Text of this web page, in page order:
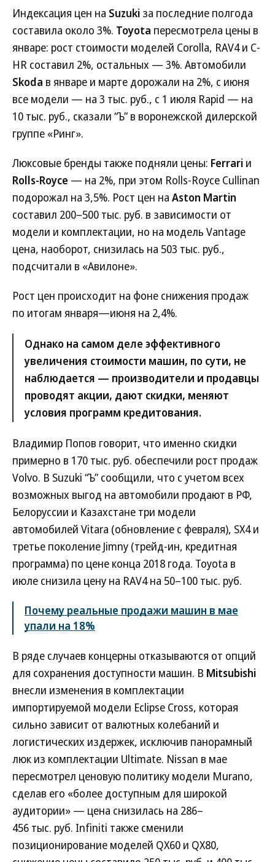
Индексация цен на Suzuki за последние полгода
составила около 3%. Toyota пересмотрела цены в
январе: рост стоимости моделей Corolla, RAV4 и C-
HR составил 2%, остальных — 3%. Автомобили
Skoda в январе и марте дорожали на 2%, с июня
все модели — на 3 тыс. руб., с 1 июля Rapid — на
10 тыс. руб., сказали “Ъ” в воронежской дилерской
группе «Ринг».
Люксовые бренды также подняли цены: Ferrari и
Rolls-Royce — на 2%, при этом Rolls-Royce Cullinan
подорожал на 3,5%. Рост цен на Aston Martin
составил 200–500 тыс. руб. в зависимости от
модели и комплектации, но на модель Vantage
цена, наоборот, снизилась на 503 тыс. руб.,
подсчитали в «Авилоне».
Рост цен происходит на фоне снижения продаж
по итогам января—июня на 2,4%.
Однако на самом деле эффективного
увеличения стоимости машин, по сути, не
наблюдается — производители и продавцы
проводят акции, дают скидки, меняют
условия программ кредитования.
Владимир Попов говорит, что именно скидки
примерно в 170 тыс. руб. обеспечили рост продаж
Volvo. В Suzuki “Ъ” сообщили, что с учетом всех
возможных выгод на автомобили продают в РФ,
Белоруссии и Казахстане три модели
автомобилей Vitara (обновление с февраля), SX4 и
третье поколение Jimny (трейд-ин, кредитная
программа) по цене конца 2018 года. Toyota в
июле снизила цену на RAV4 на 50–100 тыс. руб.
Почему реальные продажи машин в мае
упали на 18%
В ряде случаев концерны отказываются от опций
для сохранения доступности машин. В Mitsubishi
внесли изменения в комплектации
импортируемой модели Eclipse Cross, которая
сильно зависит от валютных колебаний и
логистических издержек, исключив панорамный
люк из комплектации Ultimate. Nissan в мае
пересмотрел ценовую политику модели Murano,
сделав его «более доступным для широкой
аудитории» — цена снизилась на 286–
456 тыс. руб. Infiniti также сменили
позиционирование моделей QX60 и QX80,